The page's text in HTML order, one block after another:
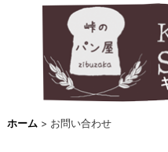
ホーム > お問い合わせ